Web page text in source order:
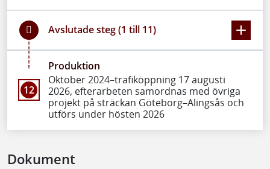
Avslutade steg (1 till 11)
12
Produktion
Oktober 2024–trafiköppning 17 augusti
2026, efterarbeten samordnas med övriga
projekt på sträckan Göteborg–Alingsås och
utförs under hösten 2026
Dokument